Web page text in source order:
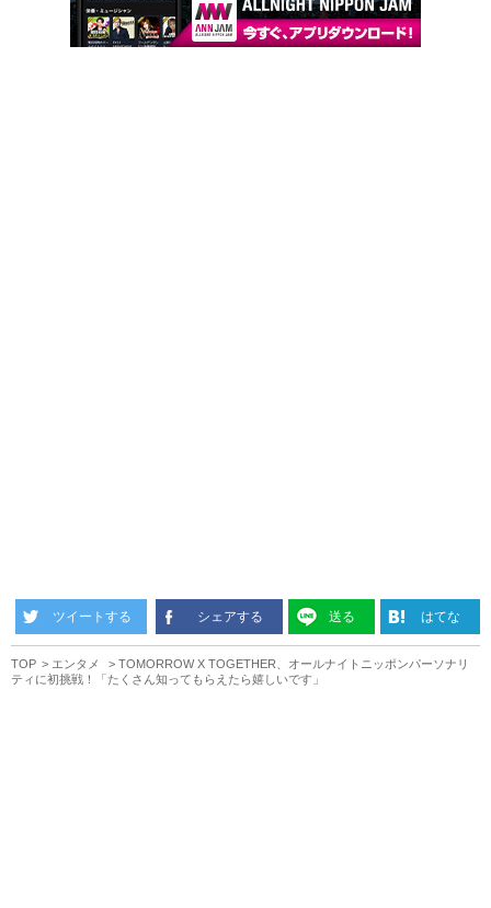
ツイートする シェアする 送る はてな
TOP エンタメ
TOMORROW X TOGETHER、オールナイトニッポンパーソナリ
ティに初挑戦！「たくさん知ってもらえたら嬉しいです」